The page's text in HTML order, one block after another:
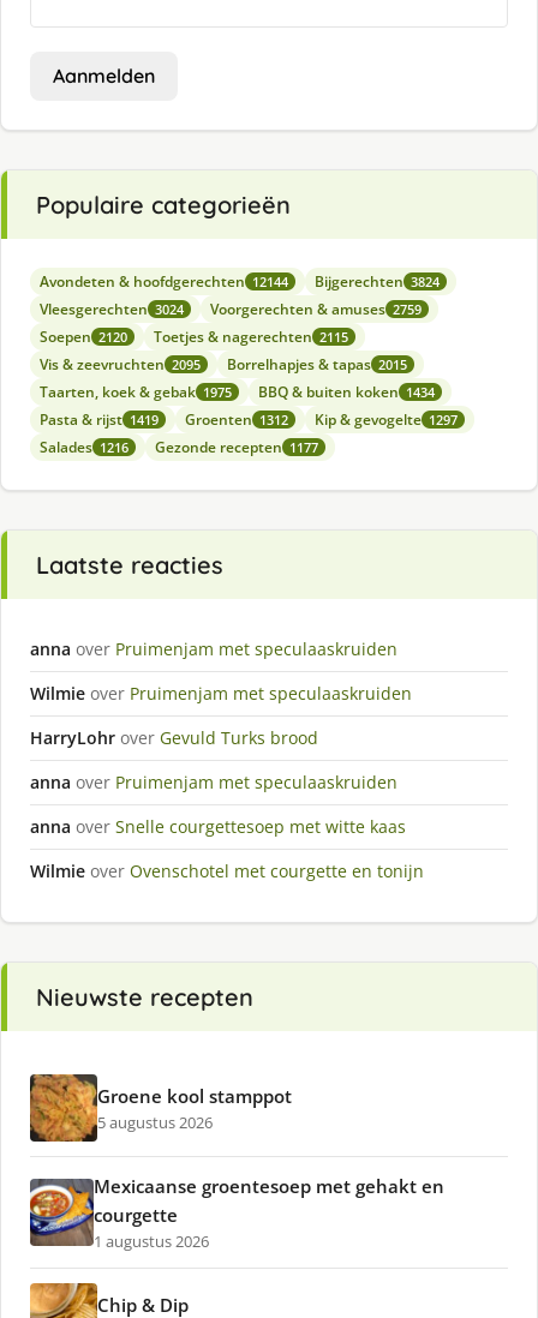
Aanmelden
Populaire categorieën
Avondeten & hoofdgerechten 12144 Bijgerechten 3824
Vleesgerechten 3024 Voorgerechten & amuses 2759
Soepen 2120 Toetjes & nagerechten 2115
Vis & zeevruchten 2095 Borrelhapjes & tapas 2015
Taarten, koek & gebak 1975 BBQ & buiten koken 1434
Pasta & rijst 1419 Groenten 1312 Kip & gevogelte 1297
Salades 1216 Gezonde recepten 1177
Laatste reacties
anna over Pruimenjam met speculaaskruiden
Wilmie over Pruimenjam met speculaaskruiden
HarryLohr over Gevuld Turks brood
anna over Pruimenjam met speculaaskruiden
anna over Snelle courgettesoep met witte kaas
Wilmie over Ovenschotel met courgette en tonijn
Nieuwste recepten
Groene kool stamppot
5 augustus 2026
Mexicaanse groentesoep met gehakt en
courgette
1 augustus 2026
Chip & Dip